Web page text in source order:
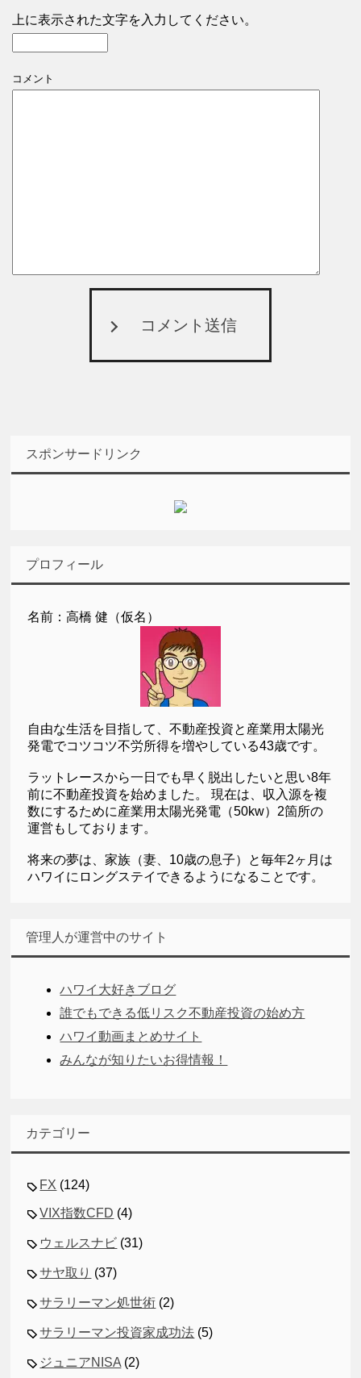
上に表示された文字を入力してください。
コメント
コメント送信
スポンサードリンク
プロフィール
名前：高橋 健（仮名）
自由な生活を目指して、不動産投資と産業用太陽光
発電でコツコツ不労所得を増やしている43歳です。
ラットレースから一日でも早く脱出したいと思い8年
前に不動産投資を始めました。 現在は、収入源を複
数にするために産業用太陽光発電（50kw）2箇所の
運営もしております。
将来の夢は、家族（妻、10歳の息子）と毎年2ヶ月は
ハワイにロングステイできるようになることです。
管理人が運営中のサイト
ハワイ大好きブログ
誰でもできる低リスク不動産投資の始め方
ハワイ動画まとめサイト
みんなが知りたいお得情報！
カテゴリー
FX (124)
VIX指数CFD (4)
ウェルスナビ (31)
サヤ取り (37)
サラリーマン処世術 (2)
サラリーマン投資家成功法 (5)
ジュニアNISA (2)